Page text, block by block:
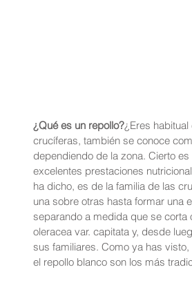
¿Qué es un repollo?¿Eres
crucíferas, también se conoce
dependiendo de la zona. Cierto
excelentes prestaciones
ha dicho, es de la familia de las
una sobre otras hasta formar una
separando a medida que se
oleracea var. capitata y, desde
sus familiares. Como ya has
el repollo blanco son los más